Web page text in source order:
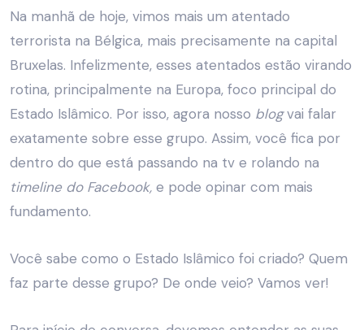
Na manhã de hoje, vimos mais um atentado
terrorista na Bélgica, mais precisamente na capital
Bruxelas. Infelizmente, esses atentados estão virando
rotina, principalmente na Europa, foco principal do
Estado Islâmico. Por isso, agora nosso blogvai falar
exatamente sobre esse grupo. Assim, você fica por
dentro do que está passando na tv e rolando na
timeline do Facebook, e pode opinar com mais
fundamento.
Você sabe como o Estado Islâmico foi criado? Quem
faz parte desse grupo? De onde veio? Vamos ver!